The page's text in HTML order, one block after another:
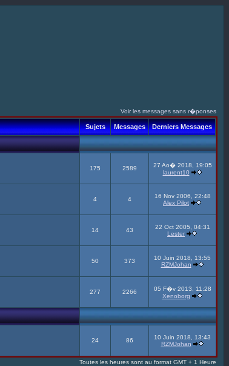
Voir les messages sans r�ponses
Sujets Messages Derniers Messages
175 2589
27 Ao� 2018, 19:05
laurent10
4 4
16 Nov 2006, 22:48
Alex Pilot
14 43
22 Oct 2005, 04:31
Lester
50 373
10 Juin 2018, 13:55
RZMJohan
277 2266
05 F�v 2013, 11:28
Xenoborg
24 86
10 Juin 2018, 13:43
RZMJohan
Toutes les heures sont au format GMT + 1 Heure